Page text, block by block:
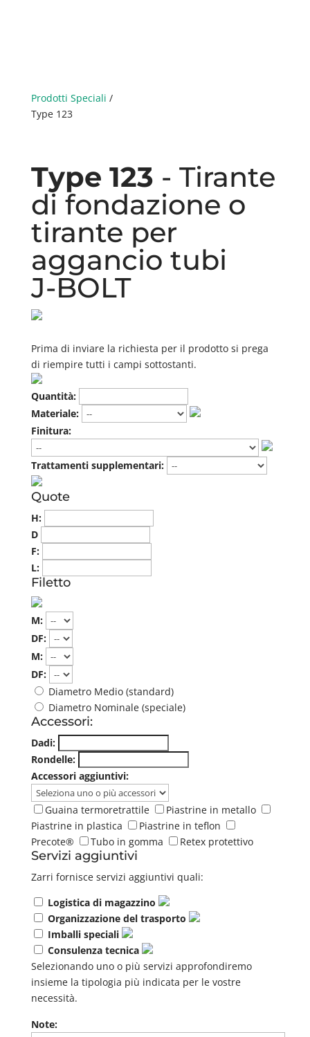
Prodotti Speciali /
Type 123
Type 123 - Tirante
di fondazione o
tirante per
aggancio tubi
J-BOLT
Prima di inviare la richiesta per il prodotto si prega
di riempire tutti i campi sottostanti.
Quantità:
Materiale:
Finitura:
Trattamenti supplementari:
Quote
H:
D
F:
L:
Filetto
M:
DF:
M:
DF:
Diametro Medio (standard)
Diametro Nominale (speciale)
Accessori:
Dadi:
Rondelle:
Accessori aggiuntivi:
Guaina termoretrattile
Piastrine in metallo
Piastrine in plastica
Piastrine in teflon
Precote®
Tubo in gomma Retex protettivo
Servizi aggiuntivi
Zarri fornisce servizi aggiuntivi quali:
Logistica di magazzino
Organizzazione del trasporto
Imballi speciali
Consulenza tecnica
Selezionando uno o più servizi approfondiremo
insieme la tipologia più indicata per le vostre
necessità.
Note: